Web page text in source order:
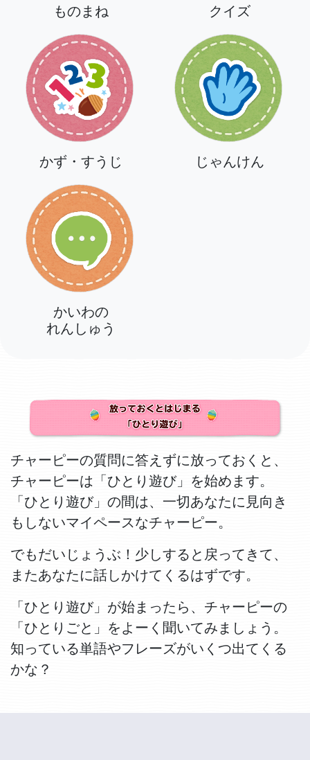
ものまね クイズ
かず・すうじ じゃんけん
かいわの
れんしゅう
チャーピーの質問に答えずに放っておくと、
チャーピーは「ひとり遊び」を始めます。
「ひとり遊び」の間は、一切あなたに見向き
もしないマイペースなチャーピー。
でもだいじょうぶ！少しすると戻ってきて、
またあなたに話しかけてくるはずです。
「ひとり遊び」が始まったら、チャーピーの
「ひとりごと」をよーく聞いてみましょう。
知っている単語やフレーズがいくつ出てくる
かな？